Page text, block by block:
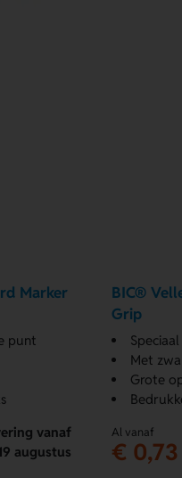
Marker
punt
vanaf
augustus
BIC®
Grip
Met
Grote
Al vanaf
€ 0,73